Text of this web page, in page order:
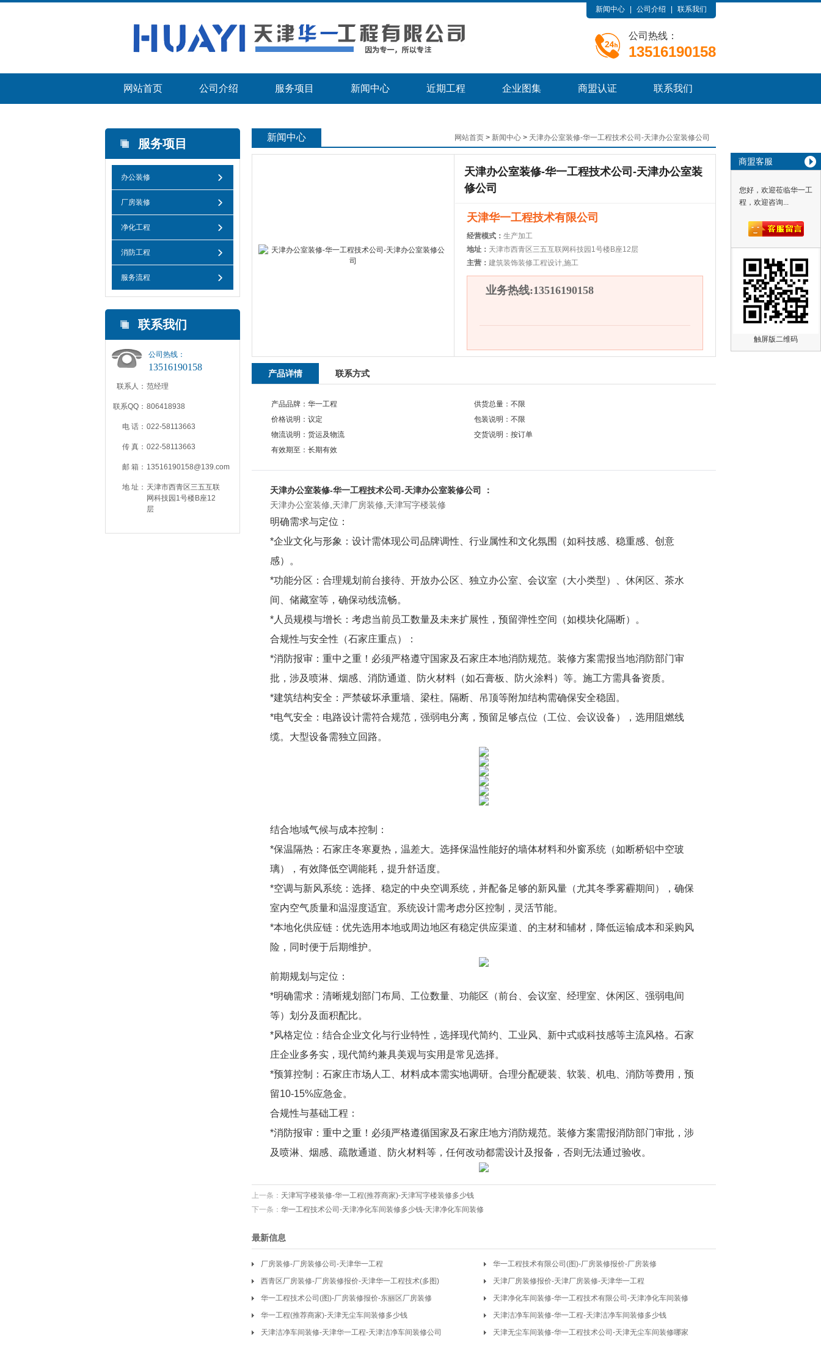
商盟客服
您好，欢迎莅临华一工
程，欢迎咨询...
触屏版二维码
新闻中心 公司介绍 联系我们
公司热线：
13516190158
网站首页 公司介绍 服务项目 新闻中心 近期工程 企业图集 商盟认证 联系我们
服务项目
办公装修
厂房装修
净化工程
消防工程
服务流程
联系我们
公司热线：
13516190158
联系人： 范经理
联系QQ： 806418938
电 话： 022-58113663
传 真： 022-58113663
邮 箱： 13516190158@139.com
地 址： 天津市西青区三五互联
网科技园1号楼B座12
层
网站首页 > 新闻中心 > 天津办公室装修-华一工程技术公司-天津办公室装修公司
新闻中心
天津办公室装修-华一工程技术公司-天津办公室装
修公司
天津华一工程技术有限公司
经营模式： 生产加工
地址： 天津市西青区三五互联网科技园1号楼B座12层
主营： 建筑装饰装修工程设计,施工
业务热线:13516190158
产品详情 联系方式
产品品牌：华一工程
供货总量：不限
价格说明：议定
包装说明：不限
物流说明：货运及物流
交货说明：按订单
有效期至：长期有效
天津办公室装修-华一工程技术公司-天津办公室装修公司 ：
天津办公室装修 天津厂房装修 天津写字楼装修
明确需求与定位：
*企业文化与形象：设计需体现公司品牌调性、行业属性和文化氛围（如科技感、稳重感、创意
感）。
*功能分区：合理规划前台接待、开放办公区、独立办公室、会议室（大小类型）、休闲区、茶水
间、储藏室等，确保动线流畅。
*人员规模与增长：考虑当前员工数量及未来扩展性，预留弹性空间（如模块化隔断）。
合规性与安全性（石家庄重点）：
*消防报审：重中之重！必须严格遵守国家及石家庄本地消防规范。装修方案需报当地消防部门审
批，涉及喷淋、烟感、消防通道、防火材料（如石膏板、防火涂料）等。施工方需具备资质。
*建筑结构安全：严禁破坏承重墙、梁柱。隔断、吊顶等附加结构需确保安全稳固。
*电气安全：电路设计需符合规范，强弱电分离，预留足够点位（工位、会议设备），选用阻燃线
缆。大型设备需独立回路。
结合地域气候与成本控制：
*保温隔热：石家庄冬寒夏热，温差大。选择保温性能好的墙体材料和外窗系统（如断桥铝中空玻
璃），有效降低空调能耗，提升舒适度。
*空调与新风系统：选择、稳定的中央空调系统，并配备足够的新风量（尤其冬季雾霾期间），确保
室内空气质量和温湿度适宜。系统设计需考虑分区控制，灵活节能。
*本地化供应链：优先选用本地或周边地区有稳定供应渠道、的主材和辅材，降低运输成本和采购风
险，同时便于后期维护。
前期规划与定位：
*明确需求：清晰规划部门布局、工位数量、功能区（前台、会议室、经理室、休闲区、强弱电间
等）划分及面积配比。
*风格定位：结合企业文化与行业特性，选择现代简约、工业风、新中式或科技感等主流风格。石家
庄企业多务实，现代简约兼具美观与实用是常见选择。
*预算控制：石家庄市场人工、材料成本需实地调研。合理分配硬装、软装、机电、消防等费用，预
留10-15%应急金。
合规性与基础工程：
*消防报审：重中之重！必须严格遵循国家及石家庄地方消防规范。装修方案需报消防部门审批，涉
及喷淋、烟感、疏散通道、防火材料等，任何改动都需设计及报备，否则无法通过验收。
上一条： 天津写字楼装修-华一工程(推荐商家)-天津写字楼装修多少钱
下一条： 华一工程技术公司-天津净化车间装修多少钱-天津净化车间装修
最新信息
厂房装修-厂房装修公司-天津华一工程
华一工程技术有限公司(图)-厂房装修报价-厂房装修
西青区厂房装修-厂房装修报价-天津华一工程技术(多图)
天津厂房装修报价-天津厂房装修-天津华一工程
华一工程技术公司(图)-厂房装修报价-东丽区厂房装修
天津净化车间装修-华一工程技术有限公司-天津净化车间装修
价格
华一工程(推荐商家)-天津无尘车间装修多少钱
天津洁净车间装修-华一工程-天津洁净车间装修多少钱
天津洁净车间装修-天津华一工程-天津洁净车间装修公司
天津无尘车间装修-华一工程技术公司-天津无尘车间装修哪家